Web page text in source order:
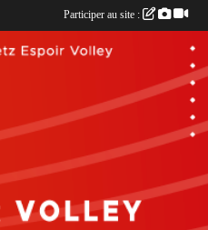
Participer au site :